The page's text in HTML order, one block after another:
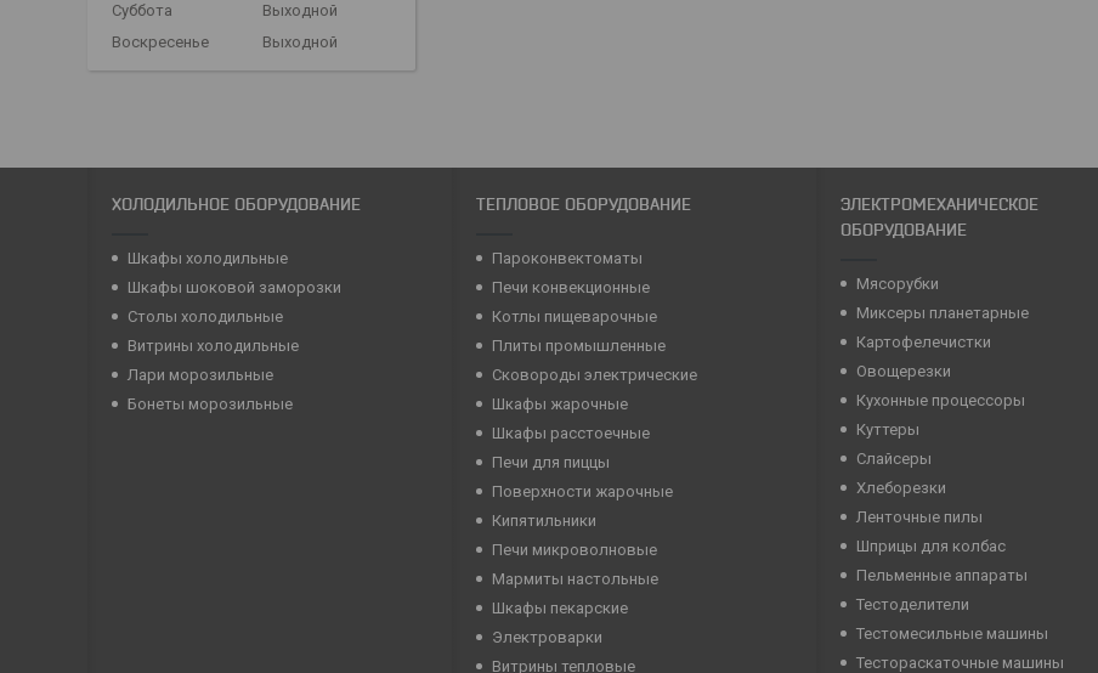
Суббота
Выходной
Воскресенье
Выходной
ХОЛОДИЛЬНОЕ ОБОРУДОВАНИЕ
Шкафы холодильные
Шкафы шоковой заморозки
Столы холодильные
Витрины холодильные
Лари морозильные
Бонеты морозильные
ТЕПЛОВОЕ ОБОРУДОВАНИЕ
Пароконвектоматы
Печи конвекционные
Котлы пищеварочные
Плиты промышленные
Сковороды электрические
Шкафы жарочные
Шкафы расстоечные
Печи для пиццы
Поверхности жарочные
Кипятильники
Печи микроволновые
Мармиты настольные
Шкафы пекарские
Электроварки
Витрины тепловые
ЭЛЕКТРОМЕХАНИЧЕСКОЕ
ОБОРУДОВАНИЕ
Мясорубки
Миксеры планетарные
Картофелечистки
Овощерезки
Кухонные процессоры
Куттеры
Слайсеры
Хлеборезки
Ленточные пилы
Шприцы для колбас
Пельменные аппараты
Тестоделители
Тестомесильные машины
Тестораскаточные машины